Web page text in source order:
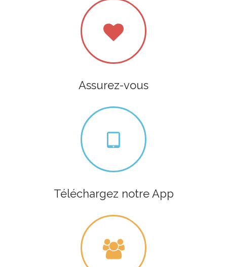
Assurez-vous
Téléchargez notre App